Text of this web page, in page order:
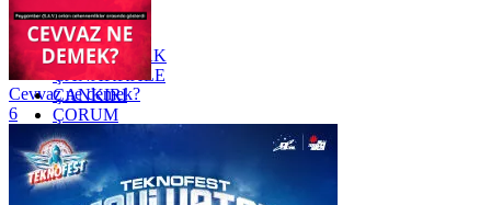
YALOVA
YOZGAT
ZONGULDAK
ÇANAKKALE
ÇANKIRI
ÇORUM
İSTANBUL
İZMİR
ŞANLIURFA
ŞIRNAK
Cevvaz ne demek?
6